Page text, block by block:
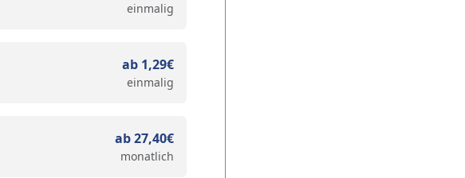
einmalig
ab 1,29€
einmalig
ab 27,40€
monatlich